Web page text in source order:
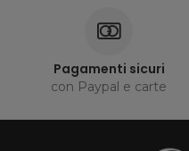
Pagamenti sicuri
con Paypal e carte